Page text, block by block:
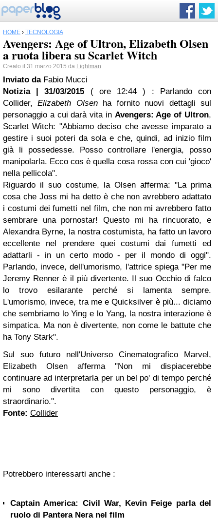
HOME › TECNOLOGIA
Avengers: Age of Ultron, Elizabeth Olsen
a ruota libera su Scarlet Witch
Creato il 31 marzo 2015 da Lightman
Inviato da Fabio Mucci
Notizia | 31/03/2015
( ore 12:44 ) : Parlando con
Collider,Elizabeth Olsenha fornito nuovi dettagli sul
personaggio a cui darà vita in Avengers: Age of Ultron,
Scarlet Witch: "Abbiamo deciso che avesse imparato a
gestire i suoi poteri da sola e che, quindi, ad inizio film
già li possedesse. Posso controllare l'energia, posso
manipolarla. Ecco cos è quella cosa rossa con cui 'gioco'
nella pellicola".
Riguardo il suo costume, la Olsen afferma: "La prima
cosa che Joss mi ha detto è che non avrebbero adattato
i costumi dei fumetti nel film, che non mi avrebbero fatto
sembrare una pornostar! Questo mi ha rincuorato, e
Alexandra Byrne, la nostra costumista, ha fatto un lavoro
eccellente nel prendere quei costumi dai fumetti ed
adattarli - in un certo modo - per il mondo di oggi".
Parlando, invece, dell'umorismo, l'attrice spiega "Per me
Jeremy Renner è il più divertente. Il suo Occhio di falco
lo trovo esilarante perché si lamenta sempre.
L'umorismo, invece, tra me e Quicksilver è più... diciamo
che sembriamo lo Ying e lo Yang, la nostra interazione è
simpatica. Ma non è divertente, non come le battute che
ha Tony Stark".
Sul suo futuro nell'Universo Cinematografico Marvel,
Elizabeth Olsen afferma "Non mi dispiacerebbe
continuare ad interpretarla per un bel po' di tempo perché
mi sono divertita con questo personaggio, è
straordinario.".
Fonte: Collider
Potrebbero interessarti anche :
Captain America: Civil War, Kevin Feige parla del
ruolo di Pantera Nera nel film